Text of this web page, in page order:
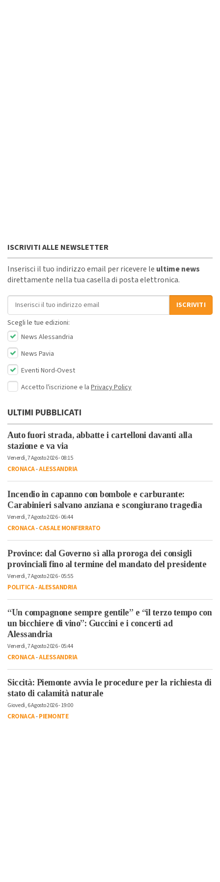
ISCRIVITI ALLE NEWSLETTER
Inserisci il tuo indirizzo email per ricevere le ultime news
direttamente nella tua casella di posta elettronica.
Indirizzo email
ISCRIVITI
Scegli le tue edizioni:
News Alessandria
News Pavia
Eventi Nord-Ovest
Accetto l'iscrizione e la Privacy Policy
ULTIMI PUBBLICATI
Auto fuori strada, abbatte i cartelloni davanti alla
stazione e va via
Venerdì, 7 Agosto 2026 - 08:15
CRONACA-ALESSANDRIA
Incendio in capanno con bombole e carburante:
Carabinieri salvano anziana e scongiurano tragedia
Venerdì, 7 Agosto 2026 - 06:44
CRONACA-CASALE MONFERRATO
Province: dal Governo sì alla proroga dei consigli
provinciali fino al termine del mandato del presidente
Venerdì, 7 Agosto 2026 - 05:55
POLITICA-ALESSANDRIA
“Un compagnone sempre gentile” e “il terzo tempo con
un bicchiere di vino”: Guccini e i concerti ad
Alessandria
Venerdì, 7 Agosto 2026 - 05:44
CRONACA-ALESSANDRIA
Siccità: Piemonte avvia le procedure per la richiesta di
stato di calamità naturale
Giovedì, 6 Agosto 2026 - 19:00
CRONACA-PIEMONTE